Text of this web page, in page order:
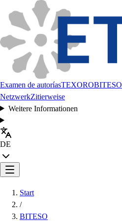
Examen de autoríasTEXOROBITESO
NetzwerkZitierweise
Weitere Informationen
DE
Start
/
BITESO